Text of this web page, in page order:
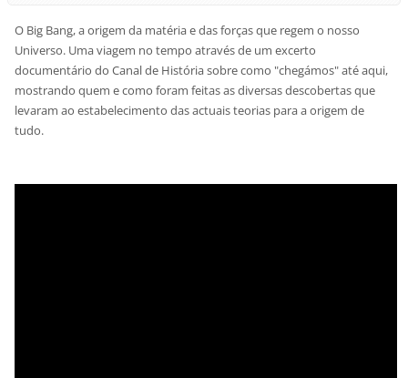
O Big Bang, a origem da matéria e das forças que regem o nosso
Universo. Uma viagem no tempo através de um excerto
documentário do Canal de História sobre como "chegámos" até aqui,
mostrando quem e como foram feitas as diversas descobertas que
levaram ao estabelecimento das actuais teorias para a origem de
tudo.